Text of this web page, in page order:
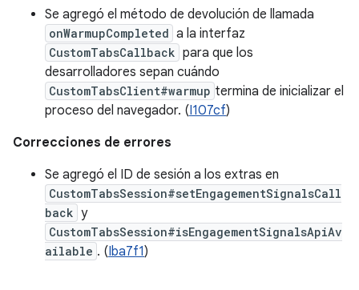
Se agregó el método de devolución de llamada
onWarmupCompleted a la interfaz
CustomTabsCallback para que los
desarrolladores sepan cuándo
CustomTabsClient#warmup termina de inicializar el
proceso del navegador. (I107cf)
Correcciones de errores
​​Se agregó el ID de sesión a los extras en
CustomTabsSession#setEngagementSignalsCall
back y
CustomTabsSession#isEngagementSignalsApiAv
ailable . (Iba7f1)